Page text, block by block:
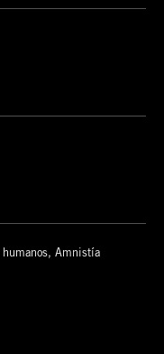
humanos, Amnistía